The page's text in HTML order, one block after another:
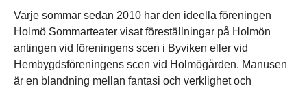
Varje sommar sedan 2010 har den ideella föreningen
Holmö Sommarteater visat föreställningar på Holmön
antingen vid föreningens scen i Byviken eller vid
Hembygdsföreningens scen vid Holmögården. Manusen
är en blandning mellan fantasi och verklighet och